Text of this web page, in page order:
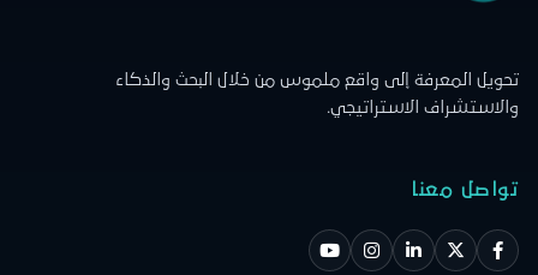
تحويل المعرفة إلى واقع ملموس من خلال البحث والذكاء
والاستشراف الاستراتيجي.
تواصل معنا